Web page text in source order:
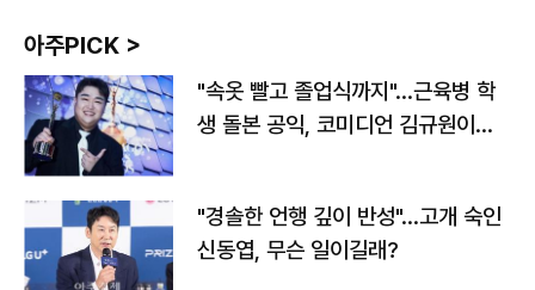
아주PICK >
"속옷 빨고 졸업식까지"…근육병 학
생 돌본 공익, 코미디언 김규원이었
"경솔한 언행 깊이 반성"…고개 숙인
신동엽, 무슨 일이길래?